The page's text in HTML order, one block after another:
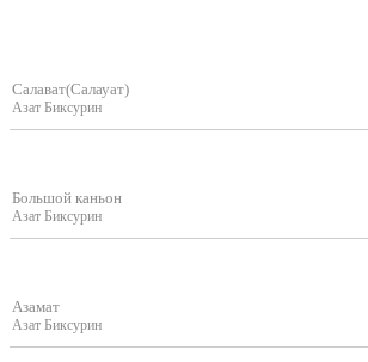
Салават(Салауат)
Азат Биксурин
Большой каньон
Азат Биксурин
Азамат
Азат Биксурин